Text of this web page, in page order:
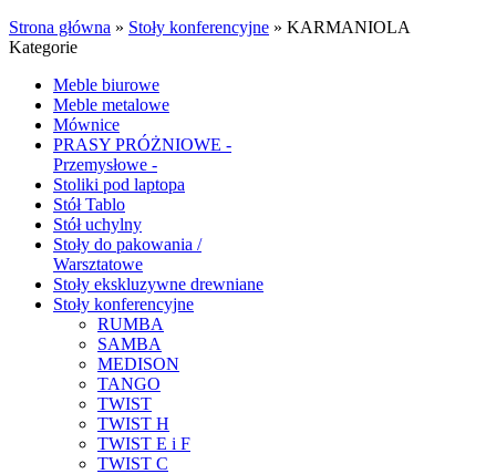
Strona główna » Stoły konferencyjne » KARMANIOLA
Kategorie
Meble biurowe
Meble metalowe
Mównice
PRASY PRÓŻNIOWE -
Przemysłowe -
Stoliki pod laptopa
Stół Tablo
Stół uchylny
Stoły do pakowania /
Warsztatowe
Stoły ekskluzywne drewniane
Stoły konferencyjne
RUMBA
SAMBA
MEDISON
TANGO
TWIST
TWIST H
TWIST E i F
TWIST C